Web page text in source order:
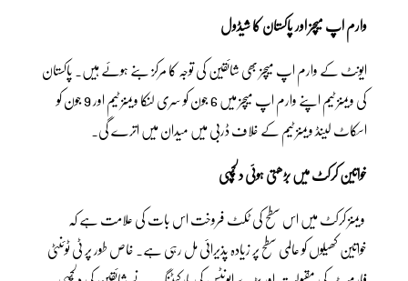
وارم اپ میچز اور پاکستان کا شیڈول
ایونٹ کے وارم اپ میچز بھی شائقین کی توجہ کا مرکز بنے ہوئے ہیں۔ پاکستان
کی ویمنز ٹیم اپنے وارم اپ میچز میں 6 جون کو سری لنکا ویمنز ٹیم اور 9 جون کو
اسکاٹ لینڈ ویمنز ٹیم کے خلاف ڈربی میں میدان میں اترے گی۔
خواتین کرکٹ میں بڑھتی ہوئی دلچسپی
ویمنز کرکٹ میں اس سطح کی ٹکٹ فروخت اس بات کی علامت ہے کہ
خواتین کھیلوں کو عالمی سطح پر زیادہ پذیرائی مل رہی ہے۔ خاص طور پر ٹی ٹوئنٹی